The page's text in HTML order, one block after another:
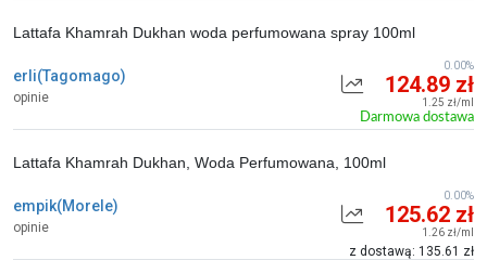
erli(Tagomago)
opinie
Lattafa Khamrah Dukhan woda perfumowana spray 100ml
124.89 zł
1.25 zł/ml
Darmowa dostawa
0.00%
empik(Morele)
opinie
Lattafa Khamrah Dukhan, Woda Perfumowana, 100ml
125.62 zł
1.26 zł/ml
z dostawą: 135.61 zł
0.00%